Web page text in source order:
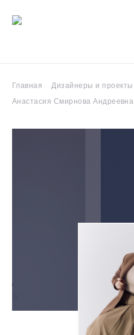
Главная
Дизайнеры и проекты
Анастасия Смирнова Андреевна